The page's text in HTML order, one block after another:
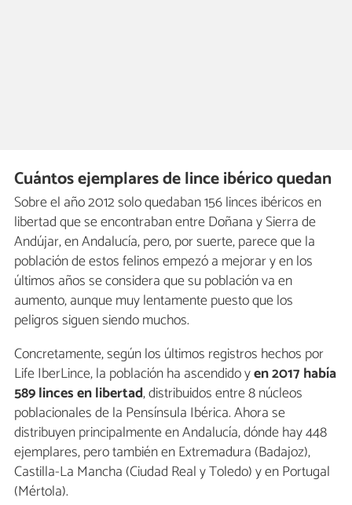
Cuántos ejemplares de lince ibérico quedan
Sobre el año 2012 solo quedaban 156 linces ibéricos en
libertad que se encontraban entre Doñana y Sierra de
Andújar, en Andalucía, pero, por suerte, parece que la
población de estos felinos empezó a mejorar y en los
últimos años se considera que su población va en
aumento, aunque muy lentamente puesto que los
peligros siguen siendo muchos.
Concretamente, según los últimos registros hechos por
Life IberLince, la población ha ascendido yen 2017 había
589 linces en libertad, distribuidos entre 8 núcleos
poblacionales de la Pensínsula Ibérica. Ahora se
distribuyen principalmente en Andalucía, dónde hay 448
ejemplares, pero también en Extremadura (Badajoz),
Castilla-La Mancha (Ciudad Real y Toledo) y en Portugal
(Mértola).